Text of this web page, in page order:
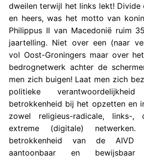
dweilen terwijl het links lekt! Divide
en heers, was het motto van
Philippus II van Macedonië ruim
jaartelling. Niet over een (naar
vol Oost-Groningers maar over
bedrognetwerk achter de
men zich buigen! Laat men zich
politieke
betrokkenheid bij het opzetten en
zowel religieus-radicale, links-
extreme (digitale)
betrokkenheid van de AIVD
aantoonbaar en